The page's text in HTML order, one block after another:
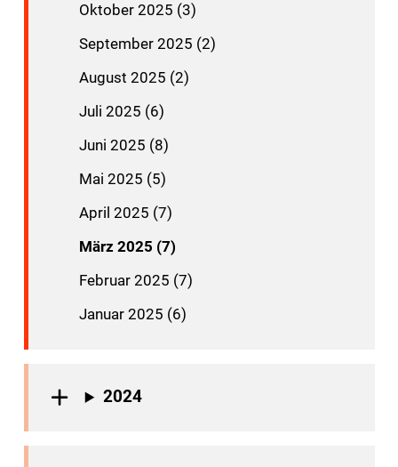
Oktober 2025 (3)
September 2025 (2)
August 2025 (2)
Juli 2025 (6)
Juni 2025 (8)
Mai 2025 (5)
April 2025 (7)
März 2025 (7)
Februar 2025 (7)
Januar 2025 (6)
2024